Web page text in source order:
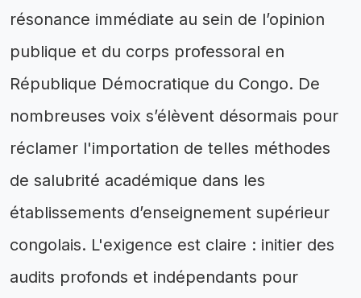
résonance immédiate au sein de l’opinion
publique et du corps professoral en
République Démocratique du Congo. De
nombreuses voix s’élèvent désormais pour
réclamer l'importation de telles méthodes
de salubrité académique dans les
établissements d’enseignement supérieur
congolais. L'exigence est claire : initier des
audits profonds et indépendants pour